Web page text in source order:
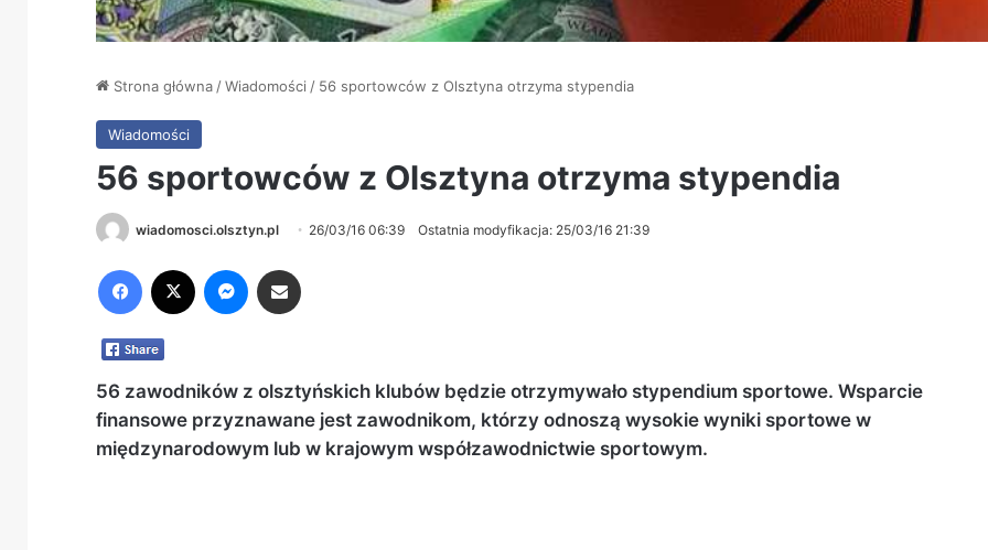
Strona główna/Wiadomości / 56 sportowców z Olsztyna otrzyma stypendia
Wiadomości
56 sportowców z Olsztyna otrzyma stypendia
wiadomosci.olsztyn.pl 26/03/16 06:39 Ostatnia modyfikacja: 25/03/16 21:39
56 zawodników z olsztyńskich klubów będzie otrzymywało stypendium sportowe. Wsparcie
finansowe przyznawane jest zawodnikom, którzy odnoszą wysokie wyniki sportowe w
międzynarodowym lub w krajowym współzawodnictwie sportowym.